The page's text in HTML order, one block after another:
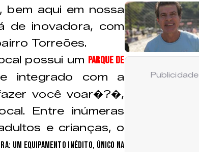
bem aqui em nossa
de inovadora, com
Torreões.
possui um Parque de
integrado com a
você voar�?�,
Entre inúmeras
e crianças, o
um equipamento inédito, único na
Publicidade